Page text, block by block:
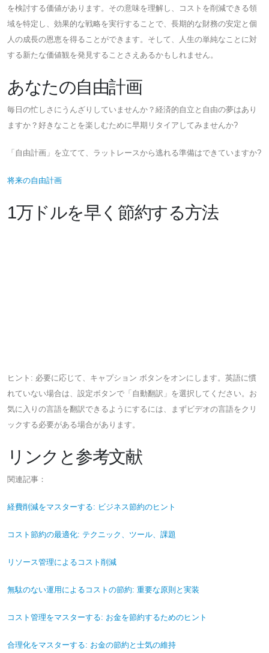
を検討する価値があります。その意味を理解し、コストを削減できる領
域を特定し、効果的な戦略を実行することで、長期的な財務の安定と個
人の成長の恩恵を得ることができます。そして、人生の単純なことに対
する新たな価値観を発見することさえあるかもしれません。
あなたの自由計画
毎日の忙しさにうんざりしていませんか？経済的自立と自由の夢はあり
ますか？好きなことを楽しむために早期リタイアしてみませんか?
「自由計画」を立てて、ラットレースから逃れる準備はできていますか?
将来の自由計画
1万ドルを早く節約する方法
ヒント: 必要に応じて、キャプション ボタンをオンにします。英語に慣
れていない場合は、設定ボタンで「自動翻訳」を選択してください。お
気に入りの言語を翻訳できるようにするには、まずビデオの言語をクリ
ックする必要がある場合があります。
リンクと参考文献
関連記事：
経費削減をマスターする: ビジネス節約のヒント
コスト節約の最適化: テクニック、ツール、課題
リソース管理によるコスト削減
無駄のない運用によるコストの節約: 重要な原則と実装
コスト管理をマスターする: お金を節約するためのヒント
合理化をマスターする: お金の節約と士気の維持